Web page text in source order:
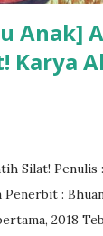
Anak]
Karya
Silat! Penulis
:
2018